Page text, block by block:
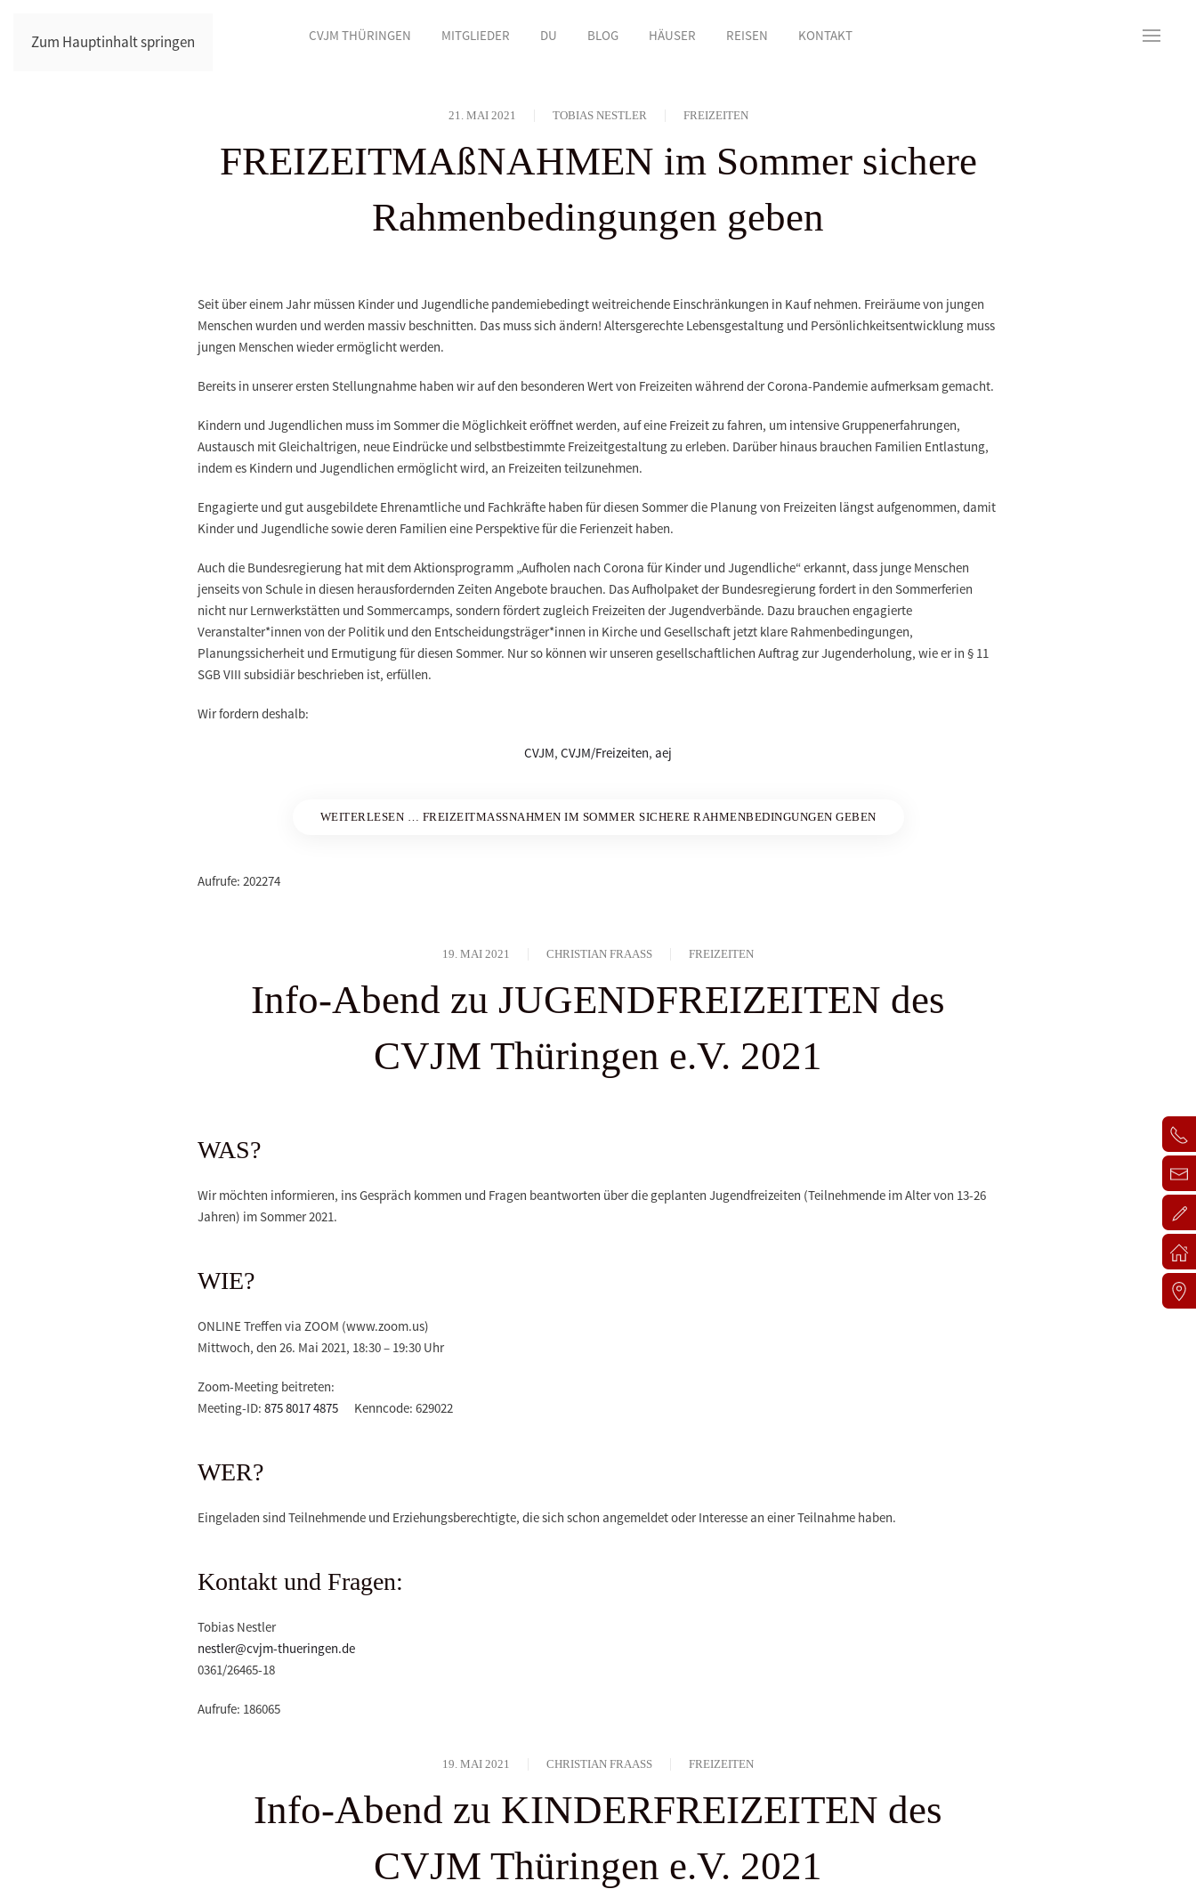
Zum Hauptinhalt springen CVJM THÜRINGEN MITGLIEDER DU BLOG HÄUSER REISEN KONTAKT
21. MAI 2021 TOBIAS NESTLER FREIZEITEN
FREIZEITMAßNAHMEN im Sommer sichere
Rahmenbedingungen geben
Seit über einem Jahr müssen Kinder und Jugendliche pandemiebedingt weitreichende Einschränkungen in Kauf nehmen. Freiräume von jungen
Menschen wurden und werden massiv beschnitten. Das muss sich ändern! Altersgerechte Lebensgestaltung und Persönlichkeitsentwicklung muss
jungen Menschen wieder ermöglicht werden.
Bereits in unserer ersten Stellungnahme haben wir auf den besonderen Wert von Freizeiten während der Corona-Pandemie aufmerksam gemacht.
Kindern und Jugendlichen muss im Sommer die Möglichkeit eröffnet werden, auf eine Freizeit zu fahren, um intensive Gruppenerfahrungen,
Austausch mit Gleichaltrigen, neue Eindrücke und selbstbestimmte Freizeitgestaltung zu erleben. Darüber hinaus brauchen Familien Entlastung,
indem es Kindern und Jugendlichen ermöglicht wird, an Freizeiten teilzunehmen.
Engagierte und gut ausgebildete Ehrenamtliche und Fachkräfte haben für diesen Sommer die Planung von Freizeiten längst aufgenommen, damit
Kinder und Jugendliche sowie deren Familien eine Perspektive für die Ferienzeit haben.
Auch die Bundesregierung hat mit dem Aktionsprogramm „Aufholen nach Corona für Kinder und Jugendliche“ erkannt, dass junge Menschen
jenseits von Schule in diesen herausfordernden Zeiten Angebote brauchen. Das Aufholpaket der Bundesregierung fordert in den Sommerferien
nicht nur Lernwerkstätten und Sommercamps, sondern fördert zugleich Freizeiten der Jugendverbände. Dazu brauchen engagierte
Veranstalter*innen von der Politik und den Entscheidungsträger*innen in Kirche und Gesellschaft jetzt klare Rahmenbedingungen,
Planungssicherheit und Ermutigung für diesen Sommer. Nur so können wir unseren gesellschaftlichen Auftrag zur Jugenderholung, wie er in § 11
SGB VIII subsidiär beschrieben ist, erfüllen.
Wir fordern deshalb:
CVJM, CVJM/Freizeiten, aej
WEITERLESEN … FREIZEITMASSNAHMEN IM SOMMER SICHERE RAHMENBEDINGUNGEN GEBEN
Aufrufe: 202274
19. MAI 2021 CHRISTIAN FRAASS FREIZEITEN
Info-Abend zu JUGENDFREIZEITEN des
CVJM Thüringen e.V. 2021
WAS?
Wir möchten informieren, ins Gespräch kommen und Fragen beantworten über die geplanten Jugendfreizeiten (Teilnehmende im Alter von 13-26
Jahren) im Sommer 2021.
WIE?
ONLINE Treffen via ZOOM (www.zoom.us)
Mittwoch, den 26. Mai 2021, 18:30 – 19:30 Uhr
Zoom-Meeting beitreten:
Meeting-ID: 875 8017 4875 Kenncode: 629022
WER?
Eingeladen sind Teilnehmende und Erziehungsberechtigte, die sich schon angemeldet oder Interesse an einer Teilnahme haben.
Kontakt und Fragen:
Tobias Nestler
nestler@cvjm-thueringen.de
0361/26465-18
Aufrufe: 186065
19. MAI 2021 CHRISTIAN FRAASS FREIZEITEN
Info-Abend zu KINDERFREIZEITEN des
CVJM Thüringen e.V. 2021